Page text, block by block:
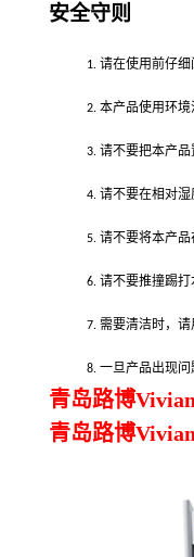
安全守则
1. 请在使用前仔
2. 本产品使用环境
3. 请不要把本产品
4. 请不要在相对湿
5. 请不要将本产
6. 请不要推撞踢
7. 需要清洁时，
8. 一旦产品出现
青岛路博
青岛路博